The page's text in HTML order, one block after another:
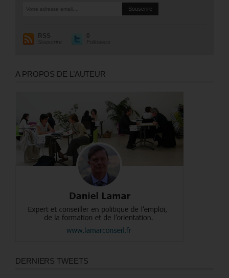
RSS
Souscrire
0
Followers
A PROPOS DE L’AUTEUR
DERNIERS TWEETS